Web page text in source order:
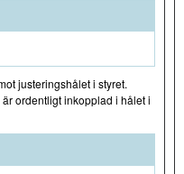
justeringshålet i styret.
ordentligt inkopplad i hålet i